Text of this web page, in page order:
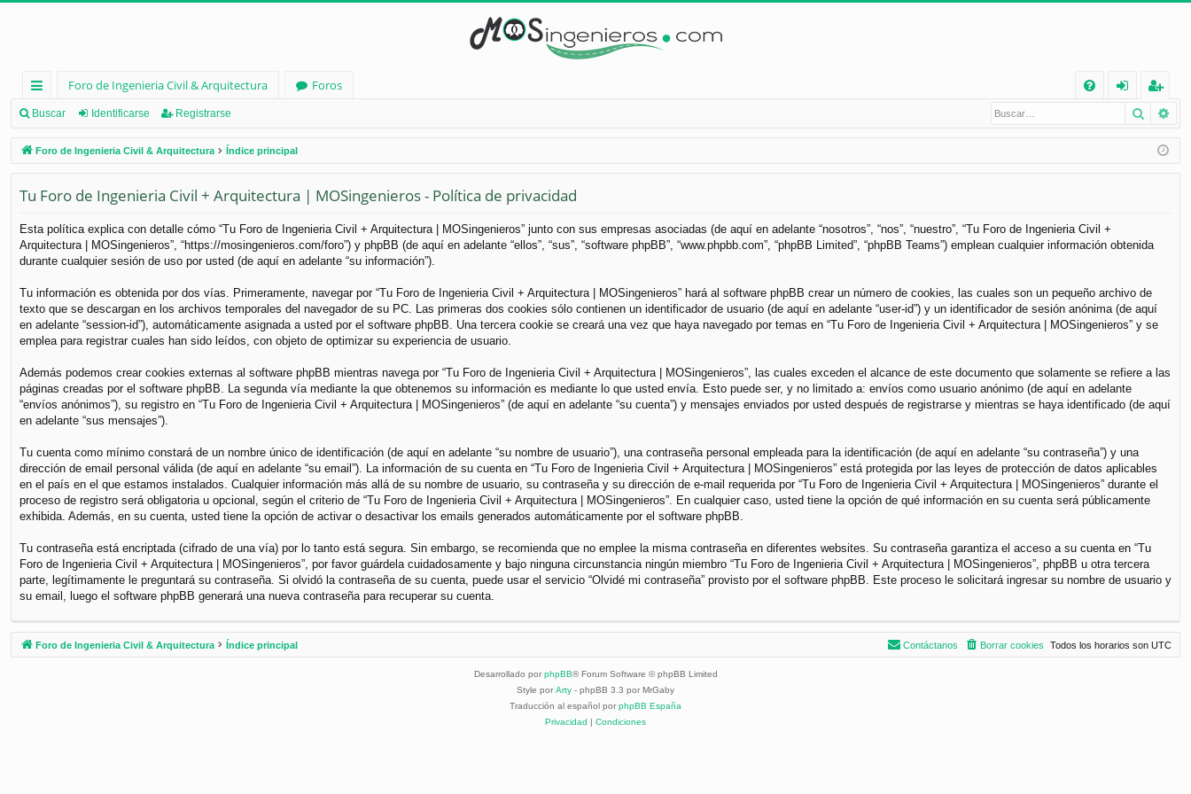
nl
ac
es
rá
pi
d
Foro de Ingenieria Civil & Arquitectura
Foros
Q
nt
ifi
e
eg
ist
ra
Buscar Identificarse Registrarse Buscar
Foro de Ingenieria Civil & Arquitectura Índice principal
Tu Foro de Ingenieria Civil + Arquitectura | MOSingenieros - Política de privacidad
Esta política explica con detalle cómo “Tu Foro de Ingenieria Civil + Arquitectura | MOSingenieros” junto con sus empresas asociadas (de aquí en adelante “nosotros”, “nos”, “nuestro”, “Tu Foro de Ingenieria Civil +
Arquitectura | MOSingenieros”, “https://mosingenieros.com/foro”) y phpBB (de aquí en adelante “ellos”, “sus”, “software phpBB”, “www.phpbb.com”, “phpBB Limited”, “phpBB Teams”) emplean cualquier información obtenida
durante cualquier sesión de uso por usted (de aquí en adelante “su información”).
Tu información es obtenida por dos vías. Primeramente, navegar por “Tu Foro de Ingenieria Civil + Arquitectura | MOSingenieros” hará al software phpBB crear un número de cookies, las cuales son un pequeño archivo de
texto que se descargan en los archivos temporales del navegador de su PC. Las primeras dos cookies sólo contienen un identificador de usuario (de aquí en adelante “user-id”) y un identificador de sesión anónima (de aquí
en adelante “session-id”), automáticamente asignada a usted por el software phpBB. Una tercera cookie se creará una vez que haya navegado por temas en “Tu Foro de Ingenieria Civil + Arquitectura | MOSingenieros” y se
emplea para registrar cuales han sido leídos, con objeto de optimizar su experiencia de usuario.
Además podemos crear cookies externas al software phpBB mientras navega por “Tu Foro de Ingenieria Civil + Arquitectura | MOSingenieros”, las cuales exceden el alcance de este documento que solamente se refiere a las
páginas creadas por el software phpBB. La segunda vía mediante la que obtenemos su información es mediante lo que usted envía. Esto puede ser, y no limitado a: envíos como usuario anónimo (de aquí en adelante
“envíos anónimos”), su registro en “Tu Foro de Ingenieria Civil + Arquitectura | MOSingenieros” (de aquí en adelante “su cuenta”) y mensajes enviados por usted después de registrarse y mientras se haya identificado (de aquí
en adelante “sus mensajes”).
Tu cuenta como mínimo constará de un nombre único de identificación (de aquí en adelante “su nombre de usuario”), una contraseña personal empleada para la identificación (de aquí en adelante “su contraseña”) y una
dirección de email personal válida (de aquí en adelante “su email”). La información de su cuenta en “Tu Foro de Ingenieria Civil + Arquitectura | MOSingenieros” está protegida por las leyes de protección de datos aplicables
en el país en el que estamos instalados. Cualquier información más allá de su nombre de usuario, su contraseña y su dirección de e-mail requerida por “Tu Foro de Ingenieria Civil + Arquitectura | MOSingenieros” durante el
proceso de registro será obligatoria u opcional, según el criterio de “Tu Foro de Ingenieria Civil + Arquitectura | MOSingenieros”. En cualquier caso, usted tiene la opción de qué información en su cuenta será públicamente
exhibida. Además, en su cuenta, usted tiene la opción de activar o desactivar los emails generados automáticamente por el software phpBB.
Tu contraseña está encriptada (cifrado de una vía) por lo tanto está segura. Sin embargo, se recomienda que no emplee la misma contraseña en diferentes websites. Su contraseña garantiza el acceso a su cuenta en “Tu
Foro de Ingenieria Civil + Arquitectura | MOSingenieros”, por favor guárdela cuidadosamente y bajo ninguna circunstancia ningún miembro “Tu Foro de Ingenieria Civil + Arquitectura | MOSingenieros”, phpBB u otra tercera
parte, legítimamente le preguntará su contraseña. Si olvidó la contraseña de su cuenta, puede usar el servicio “Olvidé mi contraseña” provisto por el software phpBB. Este proceso le solicitará ingresar su nombre de usuario y
su email, luego el software phpBB generará una nueva contraseña para recuperar su cuenta.
Foro de Ingenieria Civil & Arquitectura Índice principal Todos los horarios son UTC
Borrar cookies
Contáctanos
Desarrollado por phpBB® Forum Software © phpBB Limited
Style por Arty - phpBB 3.3 por MrGaby
Traducción al español por phpBB España
Privacidad | Condiciones